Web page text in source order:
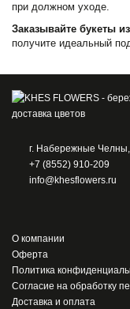
при должном уходе.
Заказывайте букеты
получите идеальный
г. Набережные
+7 (8552) 910-209
info@khesflowers.ru
О компании
Оферта
Политика
Согласие на обработку
Доставка и оплата